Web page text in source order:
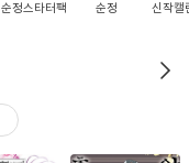
순정스타터팩 순정 신작캘